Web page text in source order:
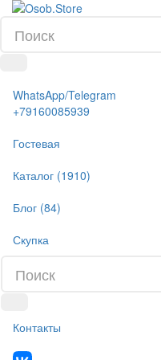
WhatsApp/Telegram
+79160085939
Гостевая
Каталог (1910)
Блог (84)
Скупка
Контакты